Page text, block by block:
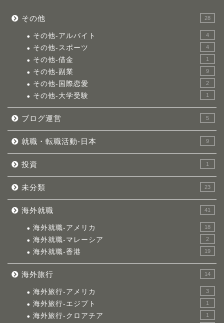
その他 28
その他-アルバイト 4
その他-スポーツ 4
その他-借金 1
その他-副業 9
その他-国際恋愛 2
その他-大学受験 1
ブログ運営 5
就職・転職活動-日本 9
投資 1
未分類 23
海外就職 41
海外就職-アメリカ 18
海外就職-マレーシア 2
海外就職-香港 19
海外旅行 14
海外旅行-アメリカ 3
海外旅行-エジプト 1
海外旅行-クロアチア 1